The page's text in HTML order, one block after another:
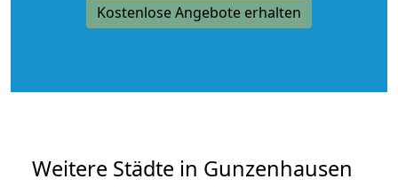
Kostenlose Angebote erhalten
Weitere Städte in Gunzenhausen